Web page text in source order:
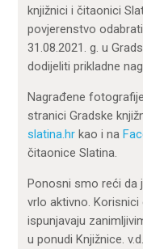
knjižnici i čitaonici
povjerenstvo
31.08.2021. g. u
dodijeliti prikladne
Nagrađene
stranici Gradske
slatina.hr kao i na
čitaonice Slatina.
Ponosni smo reći da
vrlo aktivno.
ispunjavaju
u ponudi Knjižnice.